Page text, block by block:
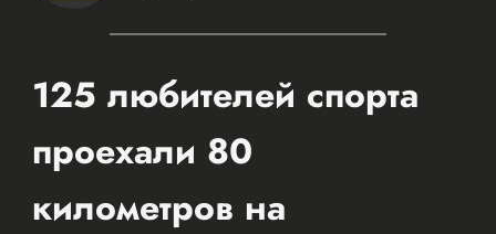
125 любителей спорта
проехали 80
километров на